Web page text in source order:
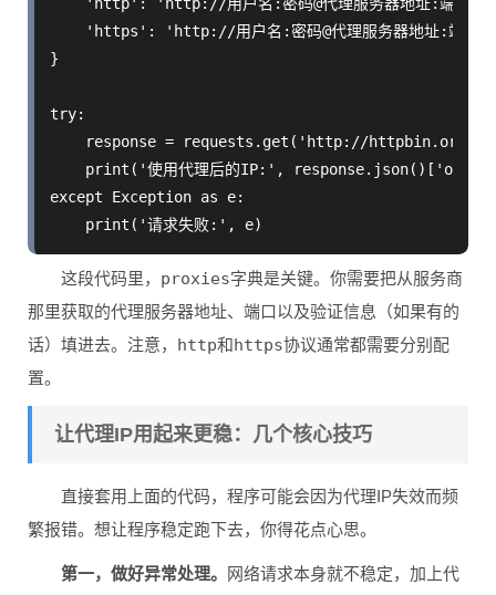
    'https': 'http://用户名:密码@代理服务器地址:端口'
}
try:
response = requests.get('http://httpbin.org/
print('使用代理后的IP:',
except Exception as e:
这段代码里， proxies字典是关键。你需要把从服务商
那里获取的代理服务器地址、端口以及验证信息（如果有的
话）填进去。注意， http和https协议通常都需要分别配
置。
让代理IP用起来更稳：几个核心技巧
直接套用上面的代码，程序可能会因为代理IP失效而频
繁报错。想让程序稳定跑下去，你得花点心思。
第一，做好异常处理。
网络请求本身就不稳定，加上代